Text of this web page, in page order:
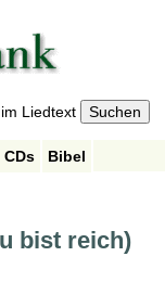
im Liedtext
CDs
Bibel
bist reich)